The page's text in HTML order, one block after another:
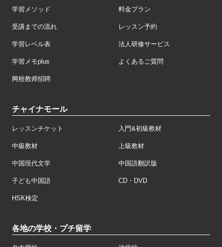
学習メソッド 料金プラン
受講までの流れ レッスン予約
学習レベル表 法人研修サービス
学習メモplus よくあるご質問
网校教师招聘
チャイナモール
レッスンチケット 入門&初級教材
中級教材 上級教材
中国現代文学 中国語翻訳版
子ども中国語 CD・DVD
HSK検定
各地の学校・プチ留学